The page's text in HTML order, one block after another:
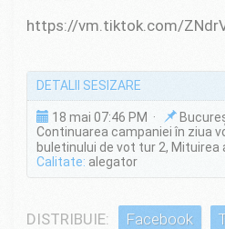
https://vm.tiktok.com/
DETALII SESIZARE
18 mai 07:46 PM ·
Continuarea campaniei în ziua
buletinului de vot tur 2, Mituirea
Calitate: alegator
DISTRIBUIE: Facebook